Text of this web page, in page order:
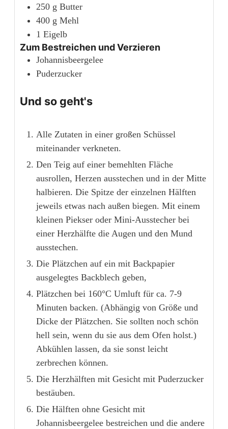
250 g Butter
400 g Mehl
1 Eigelb
Zum Bestreichen und Verzieren
Johannisbeergelee
Puderzucker
Und so geht's
Alle Zutaten in einer großen Schüssel
miteinander verkneten.
Den Teig auf einer bemehlten Fläche
ausrollen, Herzen ausstechen und in der Mitte
halbieren. Die Spitze der einzelnen Hälften
jeweils etwas nach außen biegen. Mit einem
kleinen Piekser oder Mini-Ausstecher bei
einer Herzhälfte die Augen und den Mund
ausstechen.
Die Plätzchen auf ein mit Backpapier
ausgelegtes Backblech geben,
Plätzchen bei 160°C Umluft für ca. 7-9
Minuten backen. (Abhängig von Größe und
Dicke der Plätzchen. Sie sollten noch schön
hell sein, wenn du sie aus dem Ofen holst.)
Abkühlen lassen, da sie sonst leicht
zerbrechen können.
Die Herzhälften mit Gesicht mit Puderzucker
bestäuben.
Die Hälften ohne Gesicht mit
Johannisbeergelee bestreichen und die andere